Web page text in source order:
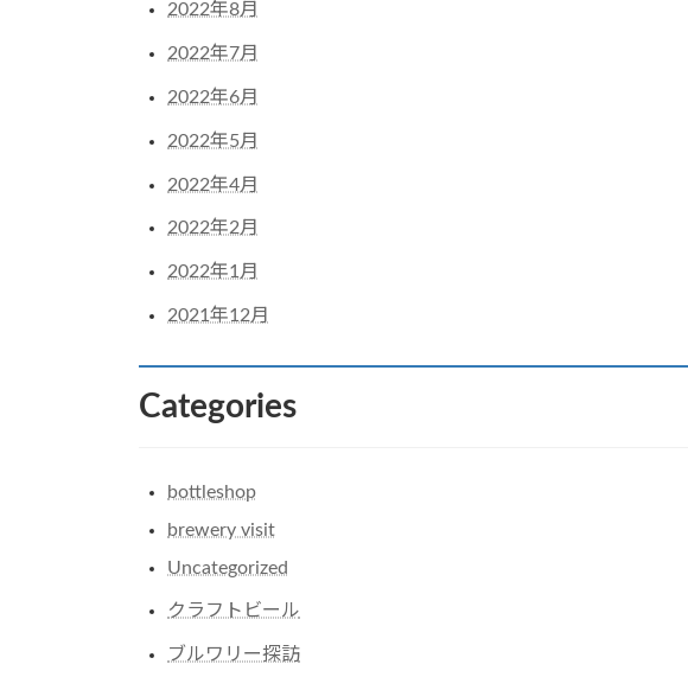
2022年8月
2022年7月
2022年6月
2022年5月
2022年4月
2022年2月
2022年1月
2021年12月
Categories
bottleshop
brewery visit
Uncategorized
クラフトビール
ブルワリー探訪